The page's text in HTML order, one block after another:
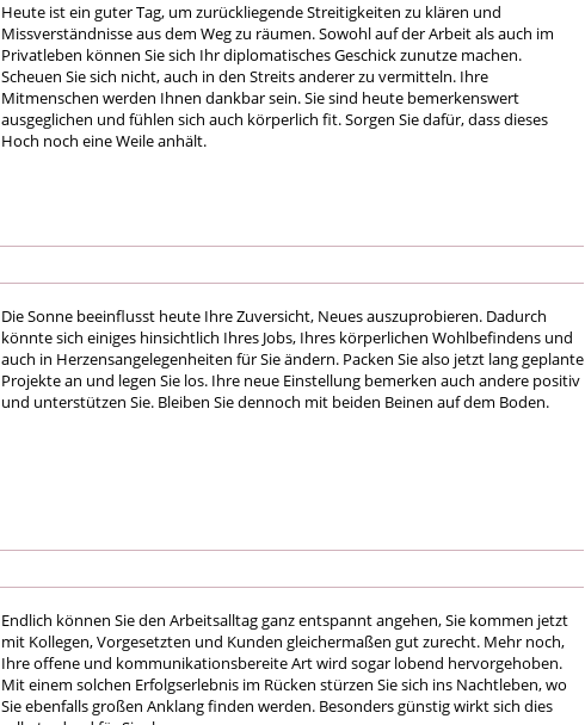
Heute ist ein guter Tag, um zurückliegende Streitigkeiten zu klären und
Missverständnisse aus dem Weg zu räumen. Sowohl auf der Arbeit als auch im
Privatleben können Sie sich Ihr diplomatisches Geschick zunutze machen.
Scheuen Sie sich nicht, auch in den Streits anderer zu vermitteln. Ihre
Mitmenschen werden Ihnen dankbar sein. Sie sind heute bemerkenswert
ausgeglichen und fühlen sich auch körperlich fit. Sorgen Sie dafür, dass dieses
Hoch noch eine Weile anhält.
Die Sonne beeinflusst heute Ihre Zuversicht, Neues auszuprobieren. Dadurch
könnte sich einiges hinsichtlich Ihres Jobs, Ihres körperlichen Wohlbefindens und
auch in Herzensangelegenheiten für Sie ändern. Packen Sie also jetzt lang geplante
Projekte an und legen Sie los. Ihre neue Einstellung bemerken auch andere positiv
und unterstützen Sie. Bleiben Sie dennoch mit beiden Beinen auf dem Boden.
Endlich können Sie den Arbeitsalltag ganz entspannt angehen, Sie kommen jetzt
mit Kollegen, Vorgesetzten und Kunden gleichermaßen gut zurecht. Mehr noch,
Ihre offene und kommunikationsbereite Art wird sogar lobend hervorgehoben.
Mit einem solchen Erfolgserlebnis im Rücken stürzen Sie sich ins Nachtleben, wo
Sie ebenfalls großen Anklang finden werden. Besonders günstig wirkt sich dies